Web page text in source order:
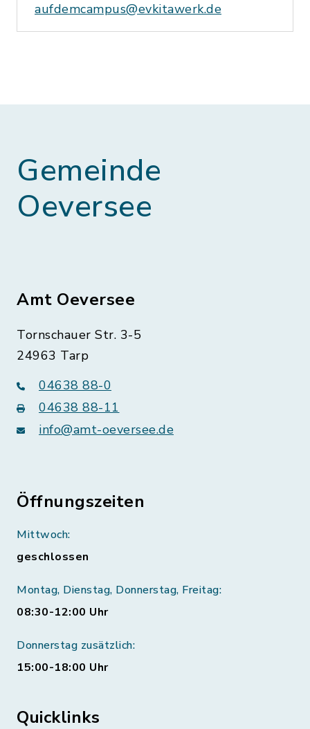
aufdemcampus@evkitawerk.de
Gemeinde
Oeversee
Amt Oeversee
Tornschauer Str. 3-5
24963 Tarp
04638 88-0
04638 88-11
info@amt-oeversee.de
Öffnungszeiten
Mittwoch:
geschlossen
Montag, Dienstag, Donnerstag, Freitag:
08:30-12:00 Uhr
Donnerstag zusätzlich:
15:00-18:00 Uhr
Quicklinks